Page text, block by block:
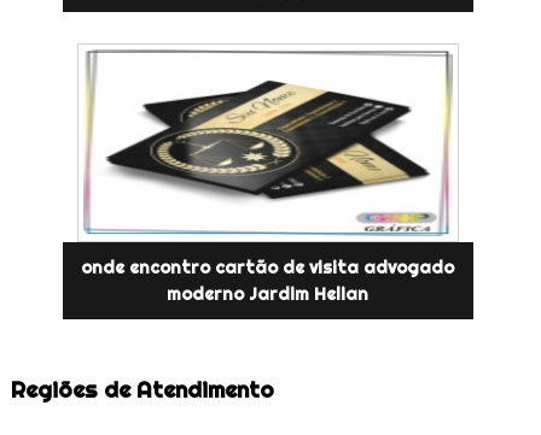
onde encontro cartão de visita advogado
moderno Jardim Helian
Regiões de Atendimento